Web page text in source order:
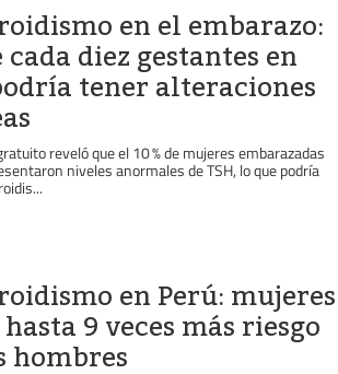
en el embarazo:
cada diez gestantes en
tener alteraciones
reveló que el 10 % de mujeres embarazadas
niveles anormales de TSH, lo que podría
en Perú: mujeres
9 veces más riesgo
hombres